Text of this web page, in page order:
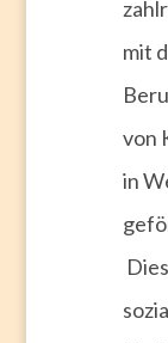
mit
von
in